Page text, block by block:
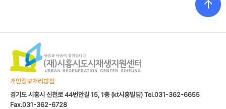
개인정보처리방침
경기도 시흥시 신천로 44번안길 15, 1층 (kt시흥빌딩) Tel.031-362-6655
Fax.031-362-6728